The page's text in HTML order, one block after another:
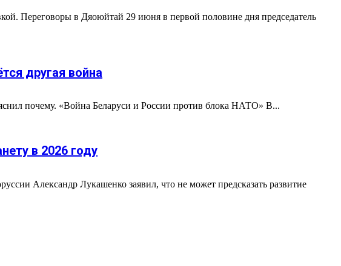
Переговоры в Дяоюйтай 29 июня в первой половине дня председатель
другая война
почему. «Война Беларуси и России против блока НАТО» В...
в 2026 году
Александр Лукашенко заявил, что не может предсказать развитие